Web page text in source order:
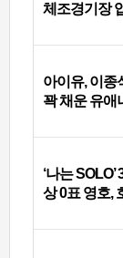
체조경기장
아이유, 이
꽉 채운 유애
‘나는
상 0표 영호,